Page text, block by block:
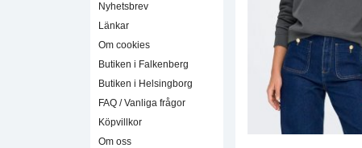
Nyhetsbrev
Länkar
Om cookies
Butiken i Falkenberg
Butiken i Helsingborg
FAQ / Vanliga frågor
Köpvillkor
Om oss